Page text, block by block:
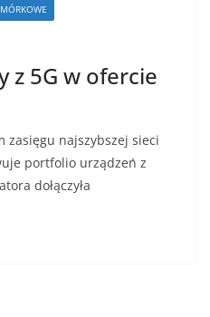
z 5G w ofercie
zasięgu najszybszej sieci
portfolio urządzeń z
dołączyła